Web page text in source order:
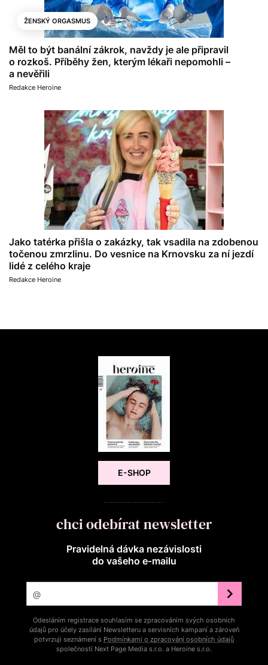
ŽENSKÝ ORGASMUS
Měl to být banální zákrok, navždy je ale připravil
o rozkoš. Příběhy žen, kterým lékaři nepomohli –
a nevěřili
Redakce Heroine
Jako tatérka přišla o zakázky, tak vsadila na zdobenou
točenou zmrzlinu. Do vesnice na Krnovsku za ní jezdí
lidé z celého kraje
Redakce Heroine
E-SHOP
chci odebírat newsletter
Pravidelná dávka nezávislosti
do vašeho e‑mailu
Odesláním registrace souhlasím se zpracováním svých osobních
údajů pro účely zasílání Newsletteru a servisních kampaní a zároveň
potvrzuji seznámení s Podmínkami o zpracování osobních údajů
společností Next Page Media s.r.o. a Heroine s.r.o.